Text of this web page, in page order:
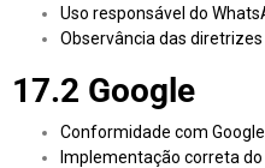
Uso responsável do
Observância das
17.2 Google
Conformidade com
Implementação correta